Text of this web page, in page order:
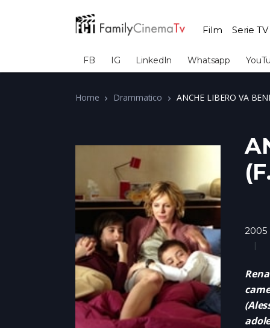
Film Serie TV
FB IG LinkedIn Whatsapp
Home Drammatico ANCHE LIBERO VA
2005